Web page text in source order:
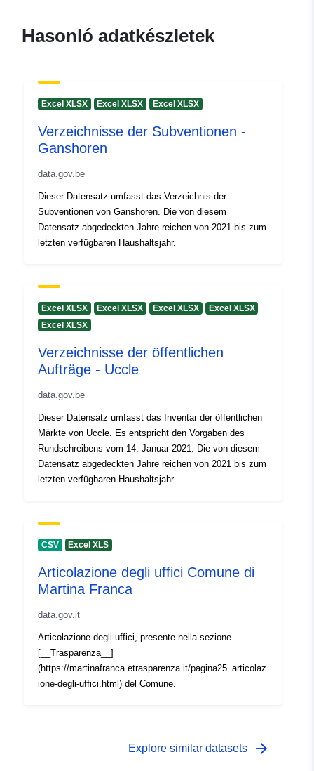
]
Azonosítók:
fd17-410c-9ccb-06caeb2b5837
Hasonló adatkészletek
Excel XLSX Excel XLSX Excel XLSX
Verzeichnisse der Subventionen -
Ganshoren
data.gov.be
Dieser Datensatz umfasst das Verzeichnis der
Subventionen von Ganshoren. Die von diesem
Datensatz abgedeckten Jahre reichen von 2021 bis zum
letzten verfügbaren Haushaltsjahr.
Excel XLSX Excel XLSX Excel XLSX
Excel XLSX
Excel XLSX
Verzeichnisse der öffentlichen
Aufträge - Uccle
data.gov.be
Dieser Datensatz umfasst das Inventar der öffentlichen
Märkte von Uccle. Es entspricht den Vorgaben des
Rundschreibens vom 14. Januar 2021. Die von diesem
Datensatz abgedeckten Jahre reichen von 2021 bis zum
letzten verfügbaren Haushaltsjahr.
CSV Excel XLS
Articolazione degli uffici Comune di
Martina Franca
data.gov.it
Articolazione degli uffici, presente nella sezione
[__Trasparenza__]
(https://martinafranca.etrasparenza.it/pagina25_articolaz
ione-degli-uffici.html) del Comune.
Explore similar datasets arrow_forward